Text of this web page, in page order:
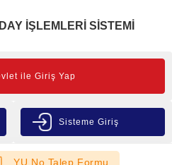
İŞLEMLERİ SİSTEMİ
ile Giriş Yap
Sisteme Giriş
YU No Talep Formu